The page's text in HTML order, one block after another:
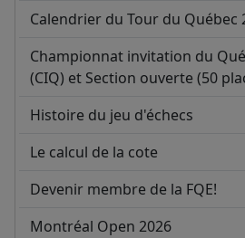
Calendrier du Tour du Québec
Championnat invitation du
(CIQ) et Section ouverte (50
Histoire du jeu d'échecs
Le calcul de la cote
Devenir membre de la FQE!
Montréal Open 2026